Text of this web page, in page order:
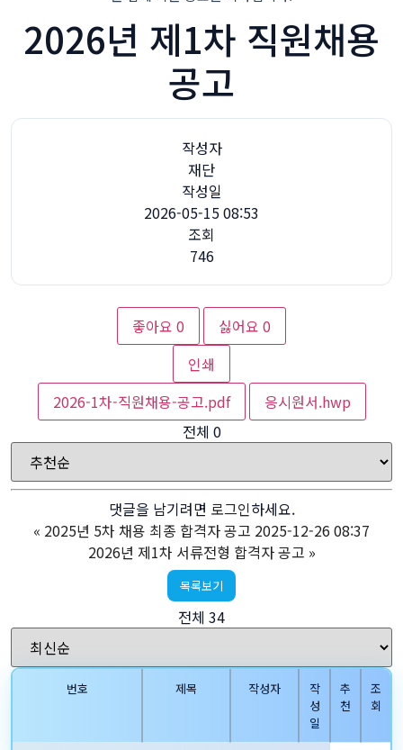
2026년 제1차 직원채용
공고
작성자
재단
작성일
2026-05-15 08:53
조회
746
좋아요 0 싫어요 0
인쇄
2026-1차-직원채용-공고.pdf
응시원서.hwp
전체 0
댓글을 남기려면 로그인하세요.
« 2025년 5차 채용 최종 합격자 공고 2025-12-26 08:37
2026년 제1차 서류전형 합격자 공고 »
목록보기
전체 34
번호 제목 작성자
작
성
일
추
천
조
회